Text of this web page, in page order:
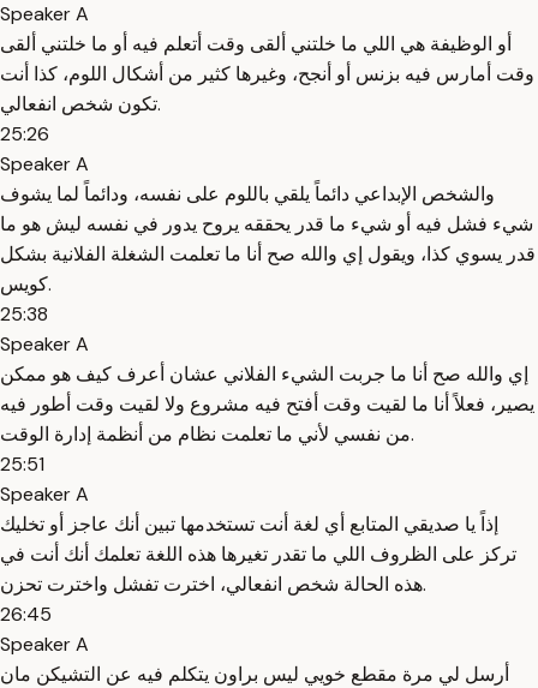
Speaker A
أو الوظيفة هي اللي ما خلتني ألقى وقت أتعلم فيه أو ما خلتني ألقى
وقت أمارس فيه بزنس أو أنجح، وغيرها كثير من أشكال اللوم، كذا أنت
تكون شخص انفعالي.
25:26
Speaker A
والشخص الإبداعي دائماً يلقي باللوم على نفسه، ودائماً لما يشوف
شيء فشل فيه أو شيء ما قدر يحققه يروح يدور في نفسه ليش هو ما
قدر يسوي كذا، ويقول إي والله صح أنا ما تعلمت الشغلة الفلانية بشكل
كويس.
25:38
Speaker A
إي والله صح أنا ما جربت الشيء الفلاني عشان أعرف كيف هو ممكن
يصير، فعلاً أنا ما لقيت وقت أفتح فيه مشروع ولا لقيت وقت أطور فيه
من نفسي لأني ما تعلمت نظام من أنظمة إدارة الوقت.
25:51
Speaker A
إذاً يا صديقي المتابع أي لغة أنت تستخدمها تبين أنك عاجز أو تخليك
تركز على الظروف اللي ما تقدر تغيرها هذه اللغة تعلمك أنك أنت في
هذه الحالة شخص انفعالي، اخترت تفشل واخترت تحزن.
26:45
Speaker A
أرسل لي مرة مقطع خويي ليس براون يتكلم فيه عن التشيكن مان